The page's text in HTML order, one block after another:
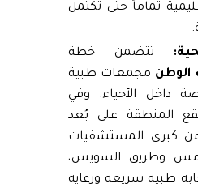
تماماً حتى تكتمل
خطة
مجمعات طبية
الأحياء. وفي
على بُعد
المستشفيات
وطريق السويس،
سريعة ورعاية